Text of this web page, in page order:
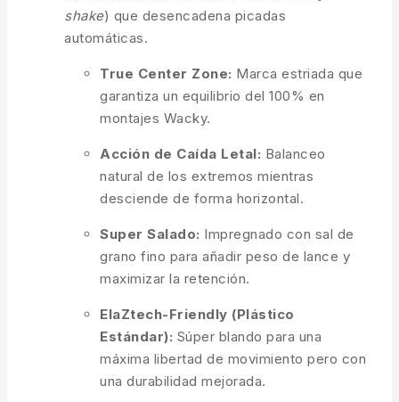
shake) que desencadena picadas
automáticas.
True Center Zone: Marca estriada que
garantiza un equilibrio del 100% en
montajes Wacky.
Acción de Caída Letal: Balanceo
natural de los extremos mientras
desciende de forma horizontal.
Super Salado: Impregnado con sal de
grano fino para añadir peso de lance y
maximizar la retención.
ElaZtech-Friendly (Plástico
Estándar): Súper blando para una
máxima libertad de movimiento pero con
una durabilidad mejorada.